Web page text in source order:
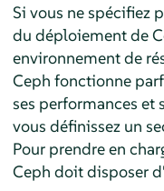
Si vous ne spécifiez
du déploiement de
environnement de
Ceph fonctionne
ses performances et
vous définissez un
Pour prendre en
Ceph doit disposer